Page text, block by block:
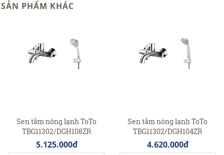
SẢN PHẨM KHÁC
Sen tắm nóng lạnh ToTo
TBG11302/DGH108ZR
5.125.000đ
Sen tắm nóng lạnh ToTo
TBG11302/DGH104ZR
4.620.000đ